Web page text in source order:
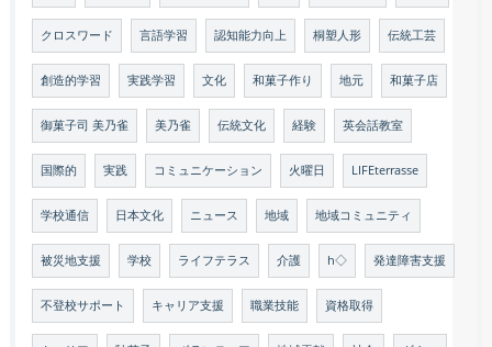
クロスワード 言語学習 認知能力向上 桐塑人形 伝統工芸
創造的学習 実践学習 文化 和菓子作り 地元 和菓子店
御菓子司 美乃雀 美乃雀 伝統文化 経験 英会話教室
国際的 実践 コミュニケーション 火曜日 LIFEterrasse
学校通信 日本文化 ニュース 地域 地域コミュニティ
被災地支援 学校 ライフテラス 介護 h◇ 発達障害支援
不登校サポート キャリア支援 職業技能 資格取得